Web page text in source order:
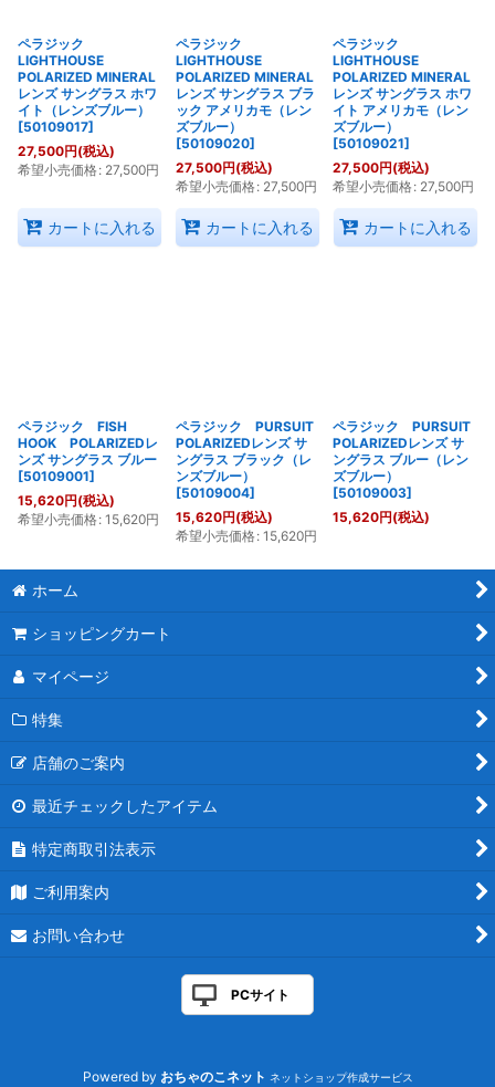
ペラジック
LIGHTHOUSE
POLARIZED MINERAL
レンズ サングラス ホワ
イト（レンズブルー）
[50109017]
27,500円(税込)
希望小売価格: 27,500円
カートに入れる
ペラジック
LIGHTHOUSE
POLARIZED MINERAL
レンズ サングラス ブラ
ック アメリカモ（レン
ズブルー）
[50109020]
27,500円(税込)
希望小売価格: 27,500円
カートに入れる
ペラジック
LIGHTHOUSE
POLARIZED MINERAL
レンズ サングラス ホワ
イト アメリカモ（レン
ズブルー）
[50109021]
27,500円(税込)
希望小売価格: 27,500円
カートに入れる
ペラジック FISH
HOOK POLARIZEDレ
ンズ サングラス ブルー
[50109001]
15,620円(税込)
希望小売価格: 15,620円
ペラジック PURSUIT
POLARIZEDレンズ サ
ングラス ブラック（レ
ンズブルー）
[50109004]
15,620円(税込)
希望小売価格: 15,620円
ペラジック PURSUIT
POLARIZEDレンズ サ
ングラス ブルー（レン
ズブルー）
[50109003]
15,620円(税込)
ホーム
ショッピングカート
マイページ
特集
店舗のご案内
最近チェックしたアイテム
特定商取引法表示
ご利用案内
お問い合わせ
PCサイト
Powered by おちゃのこネット ネットショップ作成サービス